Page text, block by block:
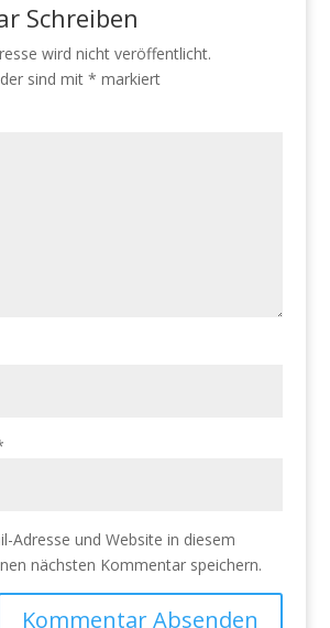
Schreiben
wird nicht veröffentlicht.
sind mit * markiert
Adresse und Website in diesem
nächsten Kommentar speichern.